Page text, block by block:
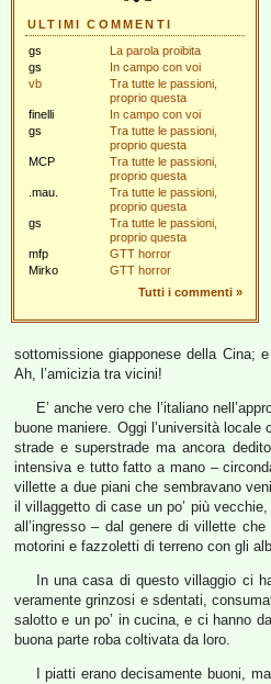
ULTIMI COMMENTI
gs
La parola proibita
gs
In campo con voi
vb
Tra tutte le passioni,
proprio questa
finelli
In campo con voi
gs
Tra tutte le passioni,
proprio questa
MCP
Tra tutte le passioni,
proprio questa
.mau.
Tra tutte le passioni,
proprio questa
gs
Tra tutte le passioni,
proprio questa
mfp
GTT horror
Mirko
GTT horror
Tutti i commenti »
sottomissione giapponese della Cina;
Ah, l’amicizia tra vicini!
E’ anche vero che l’italiano
buone maniere. Oggi l’università
strade e superstrade ma ancora
intensiva e tutto fatto a mano –
villette a due piani che sembravano
il villaggetto di case un po’ più
all’ingresso – dal genere di villette
motorini e fazzoletti di terreno con gli
In una casa di questo villaggio ci
veramente grinzosi e sdentati,
salotto e un po’ in cucina, e ci hanno
buona parte roba coltivata da loro.
I piatti erano decisamente buoni,